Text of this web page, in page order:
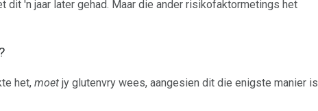
dit 'n jaar later gehad. Maar die ander risikofaktormetings het
het, moet jy glutenvry wees, aangesien dit die enigste manier is